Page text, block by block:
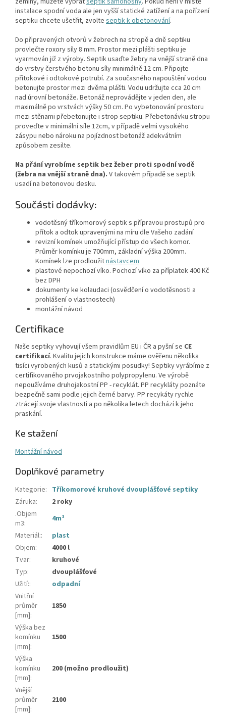
instalace spodní voda ale jen vyšší statické zatížení a na pořízení
septiku chcete ušetřit, zvolte septik k obetonování.
Do připravených otvorů v žebrech na stropě a dně septiku
provlečte roxory síly 8 mm. Prostor mezi plášti septiku je
vyarmován již z výroby. Septik usaďte žebry na vnější straně dna
do vrstvy čerstvého betonu síly minimálně 12 cm. Připojte
přítokové i odtokové potrubí. Za současného napouštění vodou
betonujte prostor mezi dvěma plášti. Vodu udržujte cca 20 cm
nad úrovní betonáže. Betonáž neprovádějte v jeden den, ale
maximálně po vrstvách výšky 50 cm. Po vybetonování prostoru
mezi stěnami přebetonujte i strop septiku. Přebetonávku stropu
proveďte v minimální síle 12cm, v případě velmi vysokého
zásypu nebo nároku na pojízdnost betonáž adekvátním
způsobem zesilte.
Na přání vyrobíme septik bez žeber proti spodní vodě
(žebra na vnější straně dna). V takovém případě se septik
usadí na betonovou desku.
Součásti dodávky:
vodotěsný tříkomorový septik s přípravou prostupů pro
přítok a odtok upravenými na míru dle Vašeho zadání
revizní komínek umožňující přístup do všech komor.
Průměr komínku je 700mm, základní výška 200mm.
Komínek lze prodloužitnástavcem
plastové nepochozí víko. Pochozí víko za příplatek 400 Kč
bez DPH
dokumenty ke kolaudaci (osvědčení o vodotěsnosti a
prohlášení o vlastnostech)
montážní návod
Certifikace
Naše septiky vyhovují všem pravidlům EU i ČR a pyšní se CE
certifikací. Kvalitu jejich konstrukce máme ověřenu několika
tisíci vyrobených kusů a statickými posudky! Septiky vyrábíme z
certifikovaného prvojakostního polypropylenu. Ve výrobě
nepoužíváme druhojakostní PP - recyklát. PP recykláty poznáte
bezpečně sami podle jejich černé barvy. PP recykáty rychle
ztrácejí svoje vlastnosti a po několika letech dochází k jeho
praskání.
Ke stažení
Montážní návod
Doplňkové parametry
Kategorie: Tříkomorové kruhové dvouplášťové septiky
Záruka:
2 roky
.Objem
m3:
4m³
Materiál::
plast
Objem:
4000 l
Tvar:
kruhové
Typ:
dvouplášťové
Užití::
odpadní
Vnitřní
průměr
[mm]:
1850
Výška bez
komínku
[mm]:
1500
Výška
komínku
[mm]:
200 (možno prodloužit)
Vnější
průměr
[mm]:
2100